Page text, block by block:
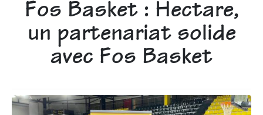
Fos Basket : Hectare,
un partenariat solide
avec Fos Basket